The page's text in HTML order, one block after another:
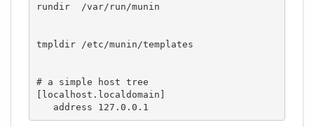
rundir  /var/run/munin
tmpldir /etc/munin/templates
# a simple host tree
[localhost.localdomain]